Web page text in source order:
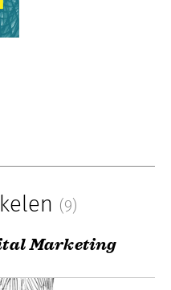
(9)
Marketing